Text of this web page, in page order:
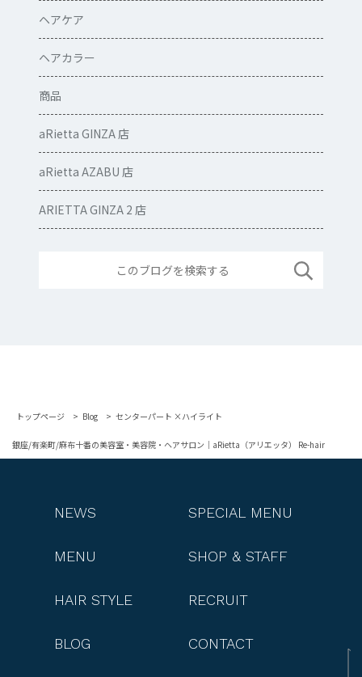
ヘアケア
ヘアカラー
商品
aRietta GINZA 店
aRietta AZABU 店
ARIETTA GINZA 2 店
トップページ Blog センターパート ×ハイライト
銀座/有楽町/麻布十番の美容室・美容院・ヘアサロン｜aRietta（アリエッタ） Re-hair
NEWS SPECIAL MENU
MENU SHOP & STAFF
HAIR STYLE RECRUIT
BLOG CONTACT